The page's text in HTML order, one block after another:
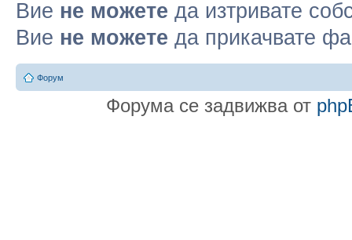
Вие не можете да изтривате
Вие не можете да прикачвате
Форум
Форума се задвижва от